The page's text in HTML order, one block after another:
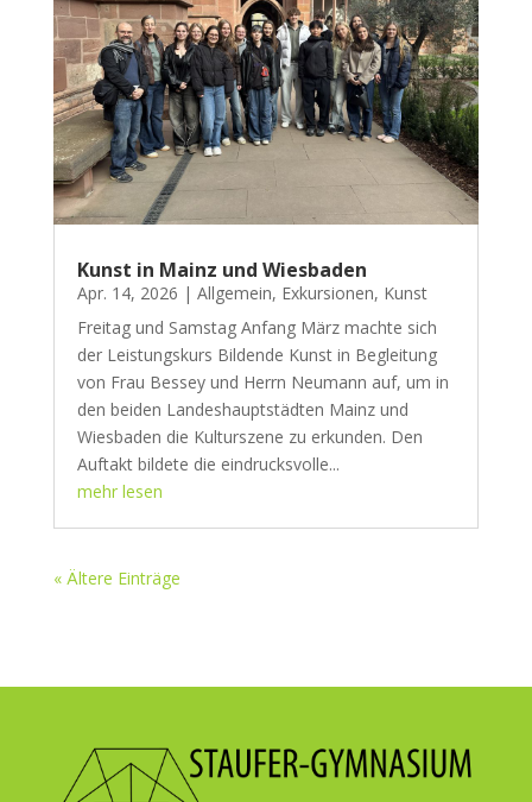
Kunst in Mainz und Wiesbaden
Apr. 14, 2026 | Allgemein, Exkursionen, Kunst
Freitag und Samstag Anfang März machte sich
der Leistungskurs Bildende Kunst in Begleitung
von Frau Bessey und Herrn Neumann auf, um in
den beiden Landeshauptstädten Mainz und
Wiesbaden die Kulturszene zu erkunden. Den
Auftakt bildete die eindrucksvolle...
mehr lesen
« Ältere Einträge